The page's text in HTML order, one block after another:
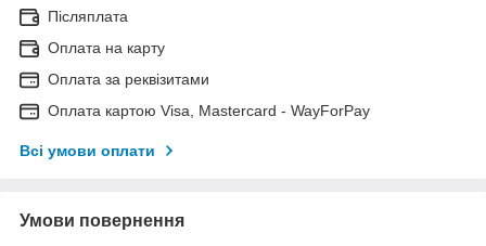
Післяплата
Оплата на карту
Оплата за реквізитами
Оплата картою Visa, Mastercard - WayForPay
Всі умови оплати
Умови повернення